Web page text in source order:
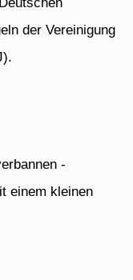
der Vereinigung
-
einem kleinen